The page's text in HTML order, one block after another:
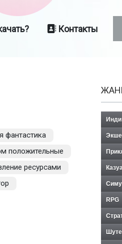
Контакты
фантастика
положительные
ресурсами
Инди
RPG